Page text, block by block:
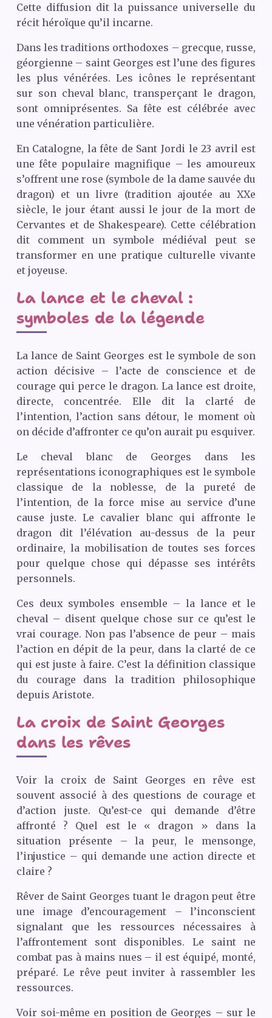
Cette diffusion dit la puissance universelle du
récit héroïque qu’il incarne.
Dans les traditions orthodoxes – grecque, russe,
géorgienne – saint Georges est l’une des figures
les plus vénérées. Les icônes le représentant
sur son cheval blanc, transperçant le dragon,
sont omniprésentes. Sa fête est célébrée avec
une vénération particulière.
En Catalogne, la fête de Sant Jordi le 23 avril est
une fête populaire magnifique – les amoureux
s’offrent une rose (symbole de la dame sauvée du
dragon) et un livre (tradition ajoutée au XXe
siècle, le jour étant aussi le jour de la mort de
Cervantes et de Shakespeare). Cette célébration
dit comment un symbole médiéval peut se
transformer en une pratique culturelle vivante
et joyeuse.
La lance et le cheval :
symboles de la légende
La lance de Saint Georges est le symbole de son
action décisive – l’acte de conscience et de
courage qui perce le dragon. La lance est droite,
directe, concentrée. Elle dit la clarté de
l’intention, l’action sans détour, le moment où
on décide d’affronter ce qu’on aurait pu esquiver.
Le cheval blanc de Georges dans les
représentations iconographiques est le symbole
classique de la noblesse, de la pureté de
l’intention, de la force mise au service d’une
cause juste. Le cavalier blanc qui affronte le
dragon dit l’élévation au-dessus de la peur
ordinaire, la mobilisation de toutes ses forces
pour quelque chose qui dépasse ses intérêts
personnels.
Ces deux symboles ensemble – la lance et le
cheval – disent quelque chose sur ce qu’est le
vrai courage. Non pas l’absence de peur – mais
l’action en dépit de la peur, dans la clarté de ce
qui est juste à faire. C’est la définition classique
du courage dans la tradition philosophique
depuis Aristote.
La croix de Saint Georges
dans les rêves
Voir la croix de Saint Georges en rêve est
souvent associé à des questions de courage et
d’action juste. Qu’est-ce qui demande d’être
affronté ? Quel est le « dragon » dans la
situation présente – la peur, le mensonge,
l’injustice – qui demande une action directe et
claire ?
Rêver de Saint Georges tuant le dragon peut être
une image d’encouragement – l’inconscient
signalant que les ressources nécessaires à
l’affrontement sont disponibles. Le saint ne
combat pas à mains nues – il est équipé, monté,
préparé. Le rêve peut inviter à rassembler les
ressources.
Voir soi-même en position de Georges – sur le